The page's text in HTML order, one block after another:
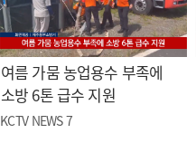
여름 가뭄 농업용수 부족에
소방 6톤 급수 지원
KCTV NEWS 7